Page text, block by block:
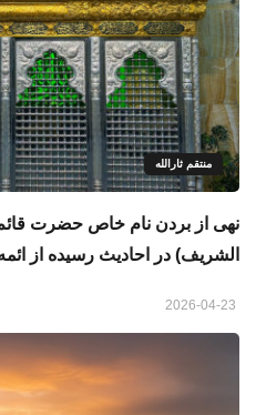
منتقم ثارالله
نهی از بردن نام خاص حضرت
الشریف) در احادیث رسیده از